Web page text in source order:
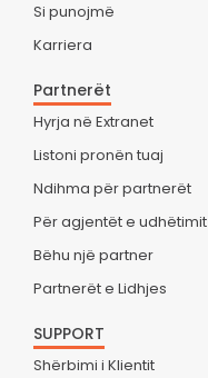
Si punojmë
Karriera
Partnerët
Hyrja në Extranet
Listoni pronën tuaj
Ndihma për partnerët
Për agjentët e udhëtimit
Bëhu një partner
Partnerët e Lidhjes
SUPPORT
Shërbimi i Klientit